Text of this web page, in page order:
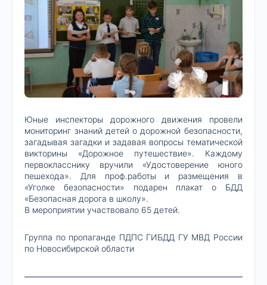
Юные инспекторы дорожного движения провели
мониторинг знаний детей о дорожной безопасности,
загадывая загадки и задавая вопросы тематической
викторины «Дорожное путешествие». Каждому
первокласснику вручили «Удостоверение юного
пешехода». Для проф.работы и размещения в
«Уголке безопасности» подарен плакат о БДД
«Безопасная дорога в школу».
В мероприятии участвовало 65 детей.
Группа по пропаганде ПДПС ГИБДД ГУ МВД России
по Новосибирской области